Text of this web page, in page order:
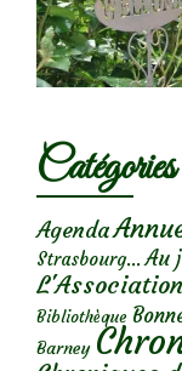
Catégories
Agenda
Strasbourg... Au
Bibliothèque
Barney